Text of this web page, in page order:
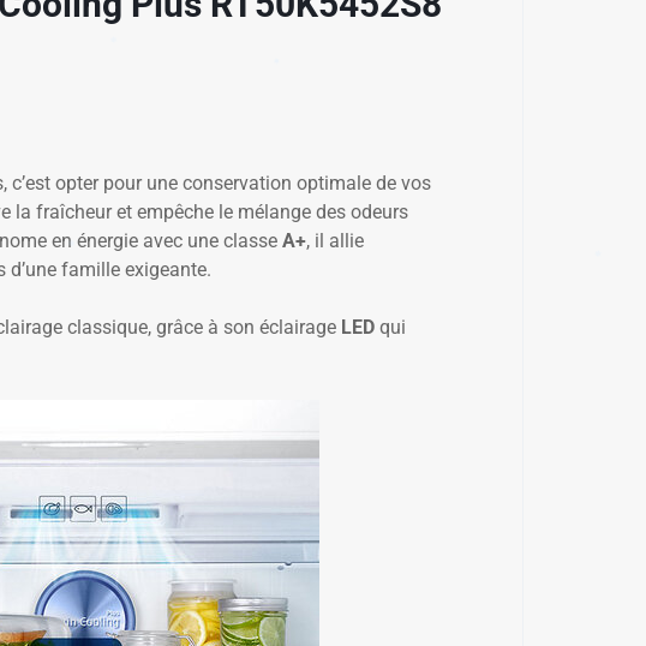
c’est opter pour une conservation optimale de vos
la fraîcheur et empêche le mélange des odeurs
en énergie avec une classe A+, il allie
famille exigeante.
classique, grâce à son éclairage LED qui
✱
✱